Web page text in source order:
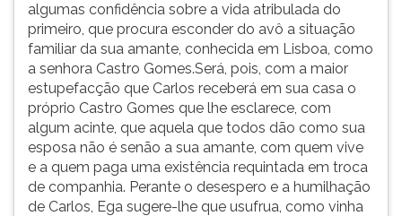
algumas confidência sobre a vida atribulada do
primeiro, que procura esconder do avô a situação
familiar da sua amante, conhecida em Lisboa, como
a senhora Castro Gomes.Será, pois, com a maior
estupefacção que Carlos receberá em sua casa o
próprio Castro Gomes que lhe esclarece, com
algum acinte, que aquela que todos dão como sua
esposa não é senão a sua amante, com quem vive
e a quem paga uma existência requintada em troca
de companhia. Perante o desespero e a humilhação
de Carlos, Ega sugere-lhe que usufrua, como vinha